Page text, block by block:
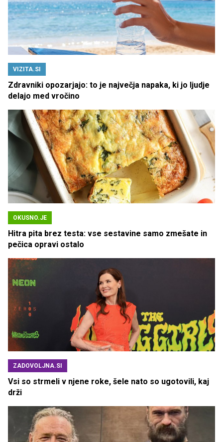
VIZITA.SI
Zdravniki opozarjajo: to je največja napaka, ki jo ljudje
delajo med vročino
OKUSNO.JE
Hitra pita brez testa: vse sestavine samo zmešate in
pečica opravi ostalo
ZADOVOLJNA.SI
Vsi so strmeli v njene roke, šele nato so ugotovili, kaj
drži